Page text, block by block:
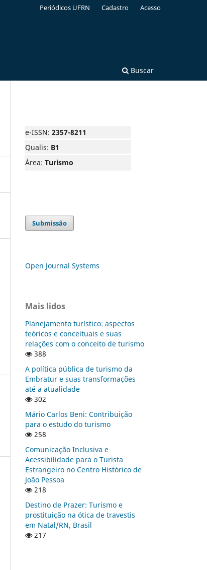
Buscar
Periódicos UFRN Cadastro Acesso
e-ISSN: 2357-8211
Qualis: B1
Área: Turismo
Submissão
Open Journal Systems
Mais lidos
Planejamento turístico: aspectos
teóricos e conceituais e suas
relações com o conceito de turismo
388
A política pública de turismo da
Embratur e suas transformações
até a atualidade
302
Mário Carlos Beni: Contribuição
para o estudo do turismo
258
Comunicação Inclusiva e
Acessibilidade para o Turista
Estrangeiro no Centro Histórico de
João Pessoa
218
Destino de Prazer: Turismo e
prostituição na ótica de travestis
em Natal/RN, Brasil
217